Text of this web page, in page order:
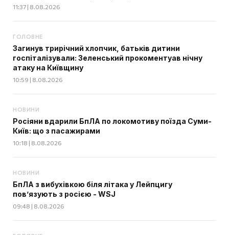
11:37 | 8.08.2026
ГОЛОВНЕ
Загинув трирічний хлопчик, батьків дитини
госпіталізували: Зеленський прокоментуав нічну
атаку на Київщину
10:59 | 8.08.2026
НОВИНИ
Росіяни вдарили БпЛА по локомотиву поїзда Суми-
Київ: що з пасажирами
10:18 | 8.08.2026
НОВИНИ
БпЛА з вибухівкою біля літака у Лейпцигу
пов’язують з росією - WSJ
09:48 | 8.08.2026